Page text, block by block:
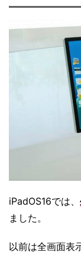
iPadOS16では、
ました。
以前は全画面表